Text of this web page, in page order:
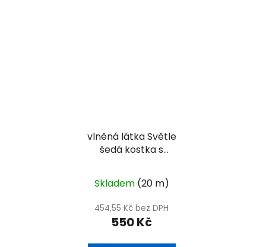
vlněná látka Světle
šedá kostka s
Skladem (20 m)
454,55 Kč bez DPH
550 Kč